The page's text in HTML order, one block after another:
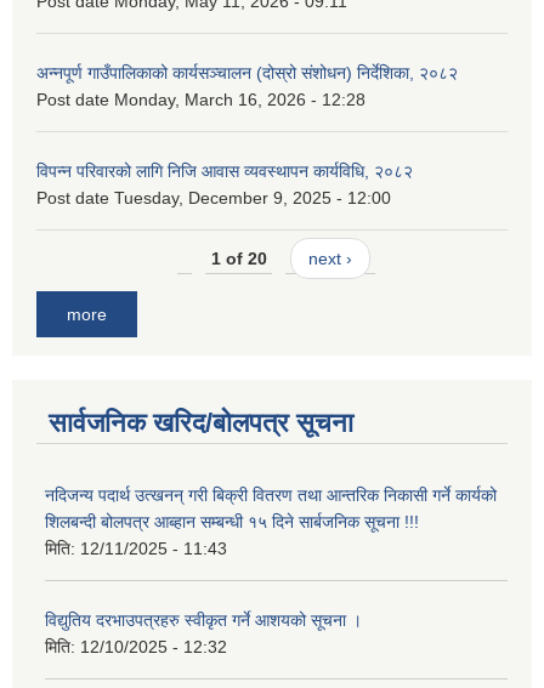
अन्नपूर्ण गाउँपालिकाको कार्यसञ्चालन (दोस्रो संशोधन) निर्देशिका, २०८२
Post date Monday, March 16, 2026 - 12:28
विपन्न परिवारको लागि निजि आवास व्यवस्थापन कार्यविधि, २०८२
Post date Tuesday, December 9, 2025 - 12:00
1 of 20 next ›
more
सार्वजनिक खरिद/बोलपत्र सूचना
नदिजन्य पदार्थ उत्खनन् गरी बिक्री वितरण तथा आन्तरिक निकासी गर्ने कार्यको
शिलबन्दी बोलपत्र आब्हान सम्बन्धी १५ दिने सार्बजनिक सूचना !!!
मिति: 12/11/2025 - 11:43
विद्युतिय दरभाउपत्रहरु स्वीकृत गर्ने आशयको सूचना ।
मिति: 12/10/2025 - 12:32